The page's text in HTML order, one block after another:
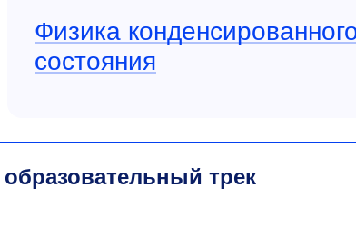
Физика
состояния
трек